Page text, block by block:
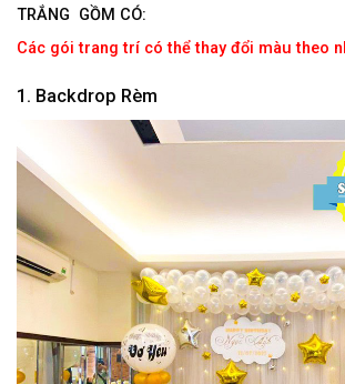
TRẮNG GỒM CÓ:
Các gói trang trí có thể thay đổi màu theo
1. Backdrop Rèm